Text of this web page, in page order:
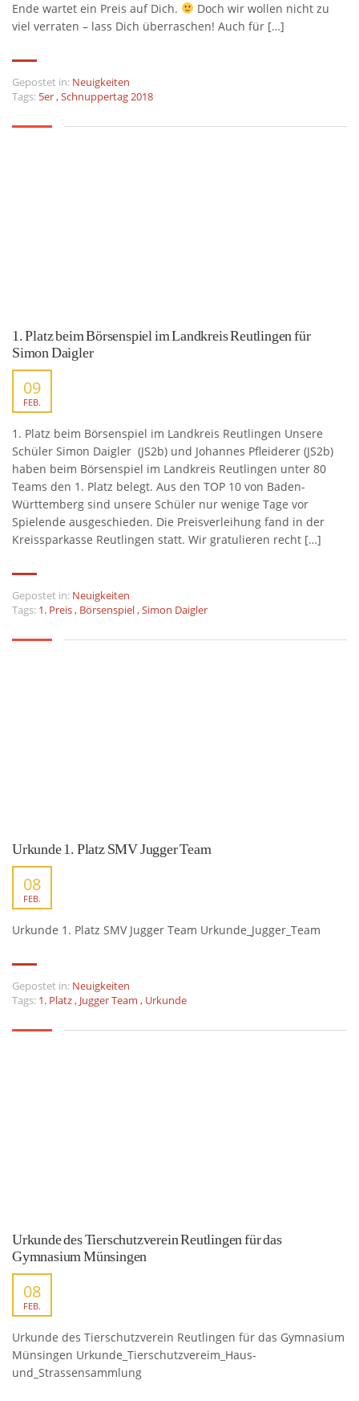
Ende wartet ein Preis auf Dich.
Doch wir wollen nicht zu
viel verraten – lass Dich überraschen! Auch für […]
Gepostet in: Neuigkeiten
Tags: 5er,Schnuppertag 2018
1. Platz beim Börsenspiel im Landkreis Reutlingen für
Simon Daigler
09
FEB.
1. Platz beim Börsenspiel im Landkreis Reutlingen Unsere
Schüler Simon Daigler (JS2b) und Johannes Pfleiderer (JS2b)
haben beim Börsenspiel im Landkreis Reutlingen unter 80
Teams den 1. Platz belegt. Aus den TOP 10 von Baden-
Württemberg sind unsere Schüler nur wenige Tage vor
Spielende ausgeschieden. Die Preisverleihung fand in der
Kreissparkasse Reutlingen statt. Wir gratulieren recht […]
Gepostet in: Neuigkeiten
Tags: 1. Preis, Börsenspiel,Simon Daigler
Urkunde 1. Platz SMV Jugger Team
08
FEB.
Urkunde 1. Platz SMV Jugger Team Urkunde_Jugger_Team
Gepostet in: Neuigkeiten
Tags: 1. Platz, Jugger Team , Urkunde
Urkunde des Tierschutzverein Reutlingen für das
Gymnasium Münsingen
08
FEB.
Urkunde des Tierschutzverein Reutlingen für das Gymnasium
Münsingen Urkunde_Tierschutzvereim_Haus-
und_Strassensammlung